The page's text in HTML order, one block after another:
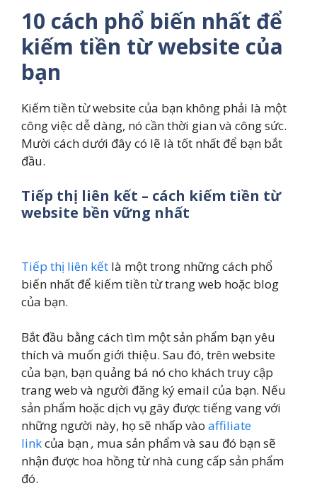
10 cách phổ biến nhất để
kiếm tiền từ website của
bạn
Kiếm tiền từ website của bạn không phải là một
công việc dễ dàng, nó cần thời gian và công sức.
Mười cách dưới đây có lẽ là tốt nhất để bạn bắt
đầu.
Tiếp thị liên kết – cách kiếm tiền từ
website bền vững nhất
Tiếp thị liên kết là một trong những cách phổ
biến nhất để kiếm tiền từ trang web hoặc blog
của bạn.
Bắt đầu bằng cách tìm một sản phẩm bạn yêu
thích và muốn giới thiệu. Sau đó, trên website
của bạn, bạn quảng bá nó cho khách truy cập
trang web và người đăng ký email của bạn. Nếu
sản phẩm hoặc dịch vụ gây được tiếng vang với
những người này, họ sẽ nhấp vào affiliate
linkcủa bạn, mua sản phẩm và sau đó bạn sẽ
nhận được hoa hồng từ nhà cung cấp sản phẩm
đó.